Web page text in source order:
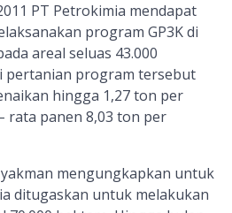
PT Petrokimia mendapat
program GP3K di
areal seluas 43.000
pertanian program tersebut
hingga 1,27 ton per
rata panen 8,03 ton per
mengungkapkan untuk
ditugaskan untuk melakukan